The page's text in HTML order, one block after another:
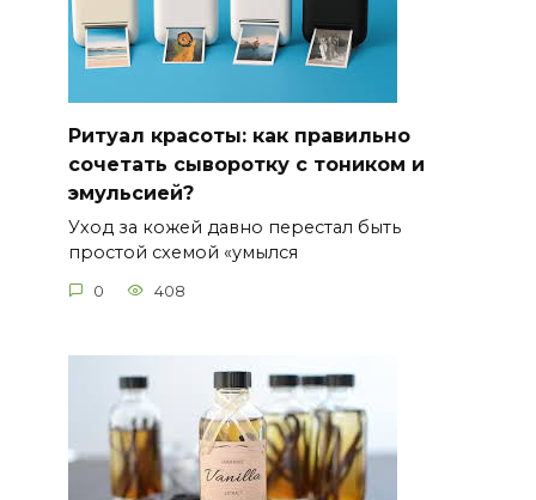
Ритуал красоты: как правильно
сочетать сыворотку с тоником и
эмульсией?
Уход за кожей давно перестал быть
простой схемой «умылся
0 408